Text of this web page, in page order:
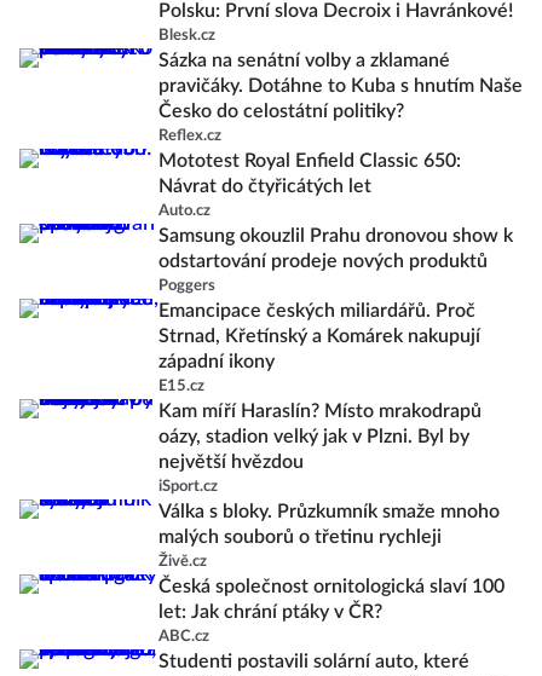
Polsku: První slova Decroix i Havránkové!
Blesk.cz
Sázka na senátní volby a zklamané
pravičáky. Dotáhne to Kuba s hnutím Naše
Česko do celostátní politiky?
Reflex.cz
Mototest Royal Enfield Classic 650:
Návrat do čtyřicátých let
Auto.cz
Samsung okouzlil Prahu dronovou show k
odstartování prodeje nových produktů
Poggers
Emancipace českých miliardářů. Proč
Strnad, Křetínský a Komárek nakupují
západní ikony
E15.cz
Kam míří Haraslín? Místo mrakodrapů
oázy, stadion velký jak v Plzni. Byl by
největší hvězdou
iSport.cz
Válka s bloky. Průzkumník smaže mnoho
malých souborů o třetinu rychleji
Živě.cz
Česká společnost ornitologická slaví 100
let: Jak chrání ptáky v ČR?
ABC.cz
Studenti postavili solární auto, které